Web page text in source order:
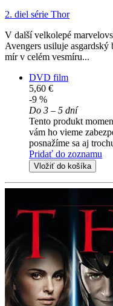
2. diel série Thor
V další velkolepé
Avengers usiluje
mír v celém vesmíru...
DVD film
5,60 €
-9 %
Do 3 – 5 dní
Tento produkt
vám ho vieme
posnažíme sa aj
Pridať do zoznamu
Vložiť do košíka